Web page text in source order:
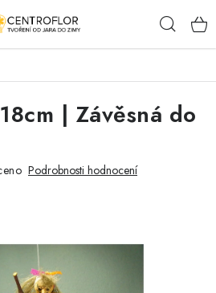
| Závěsná do
Podrobnosti hodnocení